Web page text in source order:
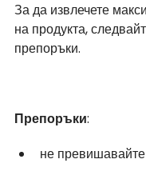
За да извлечете
на продукта,
препоръки.
Препоръки:
не